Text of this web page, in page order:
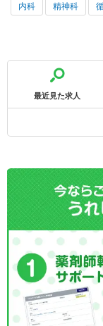
内科 精神科
最近見た求人